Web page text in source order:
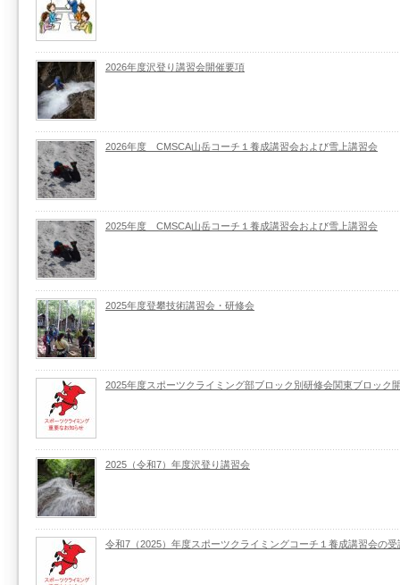
2026年度沢登り講習会開催要項
2026年度 CMSCA山岳コーチ１養成講習会および雪上講習会
2025年度 CMSCA山岳コーチ１養成講習会および雪上講習会
2025年度登攀技術講習会・研修会
2025年度スポーツクライミング部ブロック別研修会関東ブロック
2025（令和7）年度沢登り講習会
令和7（2025）年度スポーツクライミングコーチ１養成講習会の